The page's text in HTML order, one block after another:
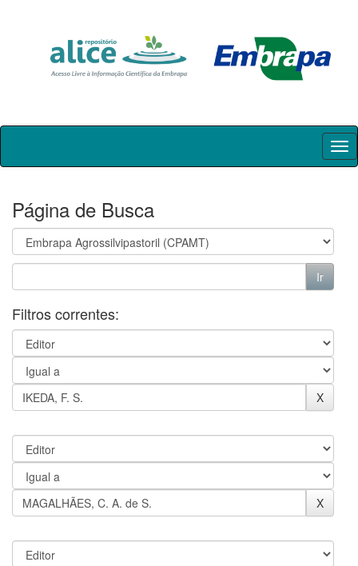
Skip
Página de Busca
Filtros correntes: